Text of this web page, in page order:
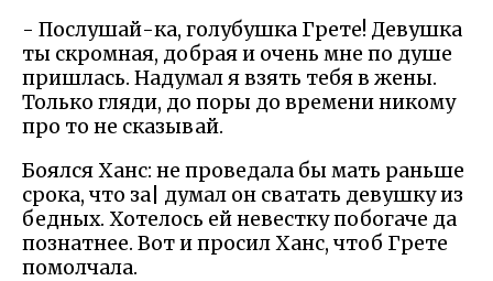
- Послушай-ка, голубушка Грете! Девушка
ты скромная, добрая и очень мне по душе
пришлась. Надумал я взять тебя в жены.
Только гляди, до поры до времени никому
про то не сказывай.
Боялся Ханс: не проведала бы мать раньше
срока, что за| думал он сватать девушку из
бедных. Хотелось ей невестку побогаче да
познатнее. Вот и просил Ханс, чтоб Грете
помолчала.